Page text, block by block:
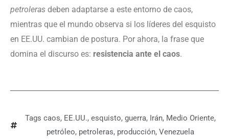
petroleras deben adaptarse a este entorno de caos,
mientras que el mundo observa si los líderes del esquisto
en EE.UU. cambian de postura. Por ahora, la frase que
domina el discurso es: resistencia ante el caos.
Tags caos, EE.UU., esquisto, guerra, Irán, Medio Oriente,
petróleo, petroleras, producción, Venezuela